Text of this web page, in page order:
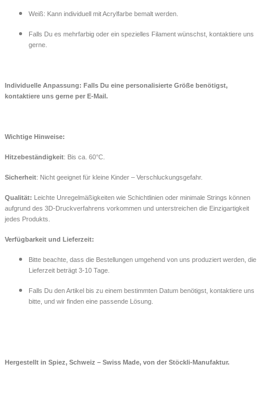
Weiß: Kann individuell mit Acrylfarbe bemalt werden.
Falls Du es mehrfarbig oder ein spezielles Filament wünschst, kontaktiere uns
gerne.
Individuelle Anpassung: Falls Du eine personalisierte Größe benötigst,
kontaktiere uns gerne per E-Mail.
Wichtige Hinweise:
Hitzebeständigkeit: Bis ca. 60°C.
Sicherheit: Nicht geeignet für kleine Kinder – Verschluckungsgefahr.
Qualität: Leichte Unregelmäßigkeiten wie Schichtlinien oder minimale Strings können
aufgrund des 3D-Druckverfahrens vorkommen und unterstreichen die Einzigartigkeit
jedes Produkts.
Verfügbarkeit und Lieferzeit:
Bitte beachte, dass die Bestellungen umgehend von uns produziert werden, die
Lieferzeit beträgt 3-10 Tage.
Falls Du den Artikel bis zu einem bestimmten Datum benötigst, kontaktiere uns
bitte, und wir finden eine passende Lösung.
Hergestellt in Spiez, Schweiz – Swiss Made, von der Stöckli-Manufaktur.